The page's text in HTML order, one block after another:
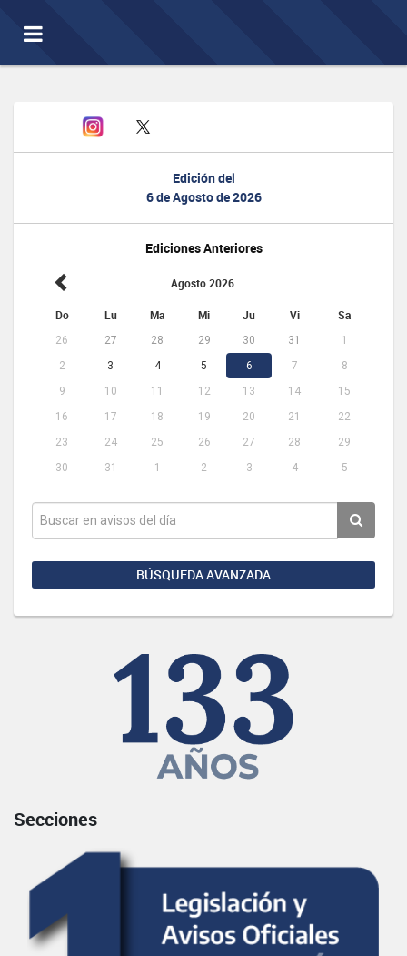
Toggle
navigation
Edición del
6 de Agosto de 2026
Ediciones Anteriores
Agosto 2026
Do Lu Ma Mi Ju Vi Sa
26 27 28 29 30 31
1
2
3 4 5 6 7
8
9
10 11 12 13 14
15
16
17 18 19 20 21
22
23
24 25 26 27 28
29
30
31 1 2 3 4 5
BÚSQUEDA AVANZADA
Secciones